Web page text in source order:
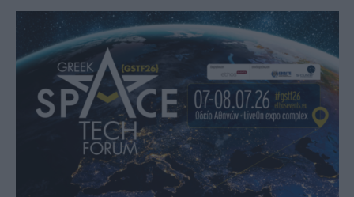
μαζική συμμετοχή. Το Forum συγκέντρωσε
στελέχη της δημόσιας διοίκησης και του
ελληνικού επιχειρηματικού οικοσυστήματος
στη διαστημική αγορά, που ανέλυσαν τις […]